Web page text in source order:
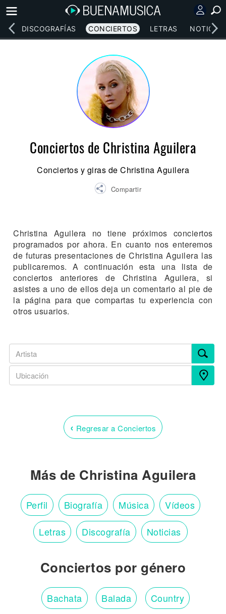
DISCOGRAFÍAS CONCIERTOS LETRAS NOTICIAS
Conciertos de Christina Aguilera
Conciertos y giras de Christina Aguilera
Compartir
Christina Aguilera no tiene próximos conciertos
programados por ahora. En cuanto nos enteremos
de futuras presentaciones de Christina Aguilera las
publicaremos. A continuación esta una lista de
conciertos anteriores de Christina Aguilera, si
asistes a uno de ellos deja un comentario al pie de
la página para que compartas tu experiencia con
otros usuarios.
‹ Regresar a Conciertos
Más de Christina Aguilera
Perfil Biografía Música Vídeos
Letras Discografía Noticias
Conciertos por género
Bachata Balada Country